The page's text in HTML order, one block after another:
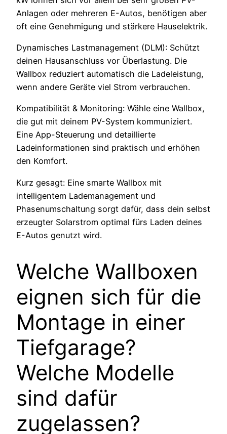
Anlagen oder mehreren E-Autos, benötigen aber
oft eine Genehmigung und stärkere Hauselektrik.
Dynamisches Lastmanagement (DLM): Schützt
deinen Hausanschluss vor Überlastung. Die
Wallbox reduziert automatisch die Ladeleistung,
wenn andere Geräte viel Strom verbrauchen.
Kompatibilität & Monitoring: Wähle eine Wallbox,
die gut mit deinem PV-System kommuniziert.
Eine App-Steuerung und detaillierte
Ladeinformationen sind praktisch und erhöhen
den Komfort.
Kurz gesagt: Eine smarte Wallbox mit
intelligentem Lademanagement und
Phasenumschaltung sorgt dafür, dass dein selbst
erzeugter Solarstrom optimal fürs Laden deines
E-Autos genutzt wird.
Welche Wallboxen
eignen sich für die
Montage in einer
Tiefgarage?
Welche Modelle
sind dafür
zugelassen?